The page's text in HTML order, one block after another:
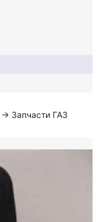
→ Запчасти ГАЗ